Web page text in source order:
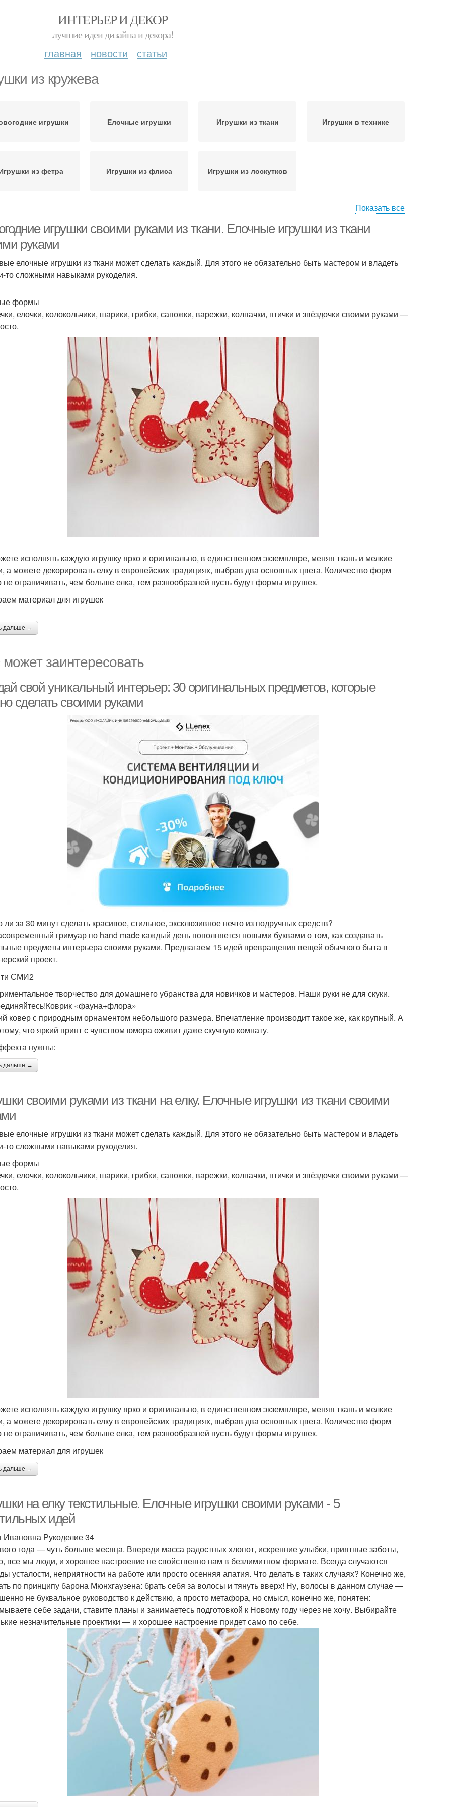
ИНТЕРЬЕР И ДЕКОР
лучшие идеи дизайна и декора!
главная новости статьи
из кружева
игрушки Елочные игрушки Игрушки из ткани Игрушки в технике
из фетра Игрушки из флиса Игрушки из лоскутков
Показать все
игрушки своими руками из ткани. Елочные игрушки из ткани
руками
елочные игрушки из ткани может сделать каждый. Для этого не обязательно быть мастером и владеть
то сложными навыками рукоделия.
формы
елочки, колокольчики, шарики, грибки, сапожки, варежки, колпачки, птички и звёздочки своими руками —
исполнять каждую игрушку ярко и оригинально, в единственном экземпляре, меняя ткань и мелкие
а можете декорировать елку в европейских традициях, выбрав два основных цвета. Количество форм
ограничивать, чем больше елка, тем разнообразней пусть будут формы игрушек.
материал для игрушек
дальше →
заинтересовать
свой уникальный интерьер: 30 оригинальных предметов, которые
сделать своими руками
за 30 минут сделать красивое, стильное, эксклюзивное нечто из подручных средств?
гримуар по hand made каждый день пополняется новыми буквами о том, как создавать
предметы интерьера своими руками. Предлагаем 15 идей превращения вещей обычного быта в
проект.
СМИ2
творчество для домашнего убранства для новичков и мастеров. Наши руки не для скуки.
«фауна+флора»
ковер с природным орнаментом небольшого размера. Впечатление производит такое же, как крупный. А
что яркий принт с чувством юмора оживит даже скучную комнату.
нужны:
дальше →
своими руками из ткани на елку. Елочные игрушки из ткани своими
елочные игрушки из ткани может сделать каждый. Для этого не обязательно быть мастером и владеть
то сложными навыками рукоделия.
формы
елочки, колокольчики, шарики, грибки, сапожки, варежки, колпачки, птички и звёздочки своими руками —
исполнять каждую игрушку ярко и оригинально, в единственном экземпляре, меняя ткань и мелкие
а можете декорировать елку в европейских традициях, выбрав два основных цвета. Количество форм
ограничивать, чем больше елка, тем разнообразней пусть будут формы игрушек.
материал для игрушек
дальше →
на елку текстильные. Елочные игрушки своими руками - 5
идей
Ивановна Рукоделие 34
года — чуть больше месяца. Впереди масса радостных хлопот, искренние улыбки, приятные заботы,
все мы люди, и хорошее настроение не свойственно нам в безлимитном формате. Всегда случаются
усталости, неприятности на работе или просто осенняя апатия. Что делать в таких случаях? Конечно же,
по принципу барона Мюнхгаузена: брать себя за волосы и тянуть вверх! Ну, волосы в данном случае —
не буквальное руководство к действию, а просто метафора, но смысл, конечно же, понятен:
себе задачи, ставите планы и занимаетесь подготовкой к Новому году через не хочу. Выбирайте
незначительные проектики — и хорошее настроение придет само по себе.